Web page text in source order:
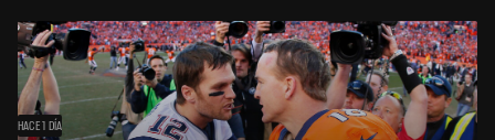
HACE 1 DÍA